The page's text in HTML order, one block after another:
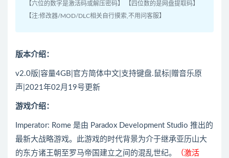
【六位的数字是激活码或解压密码】 【四位数的是网盘提取码】
【注:修改器/MOD/DLC相关自行摸索,不用问客服】
版本介绍：
v2.0版|容量4GB|官方简体中文|支持键盘.鼠标|赠音乐原
声|2021年02月19号更新
游戏介绍：
Imperator: Rome 是由 Paradox Development Studio 推出的
最新大战略游戏。此游戏的时代背景为介于继承亚历山大
的东方诸王朝至罗马帝国建立之间的混乱世纪。
（激活